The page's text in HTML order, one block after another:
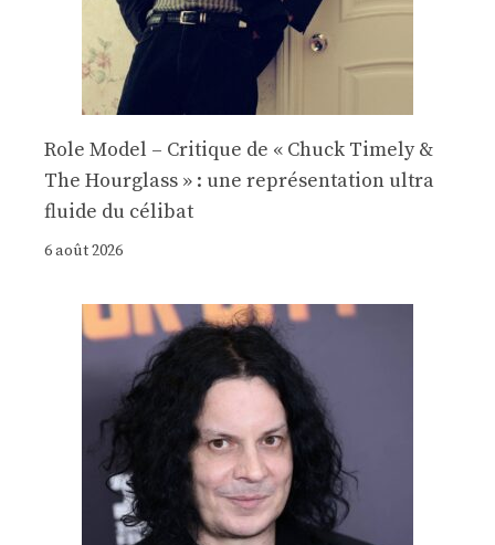
Role Model – Critique de « Chuck Timely &
The Hourglass » : une représentation ultra
fluide du célibat
6 août 2026